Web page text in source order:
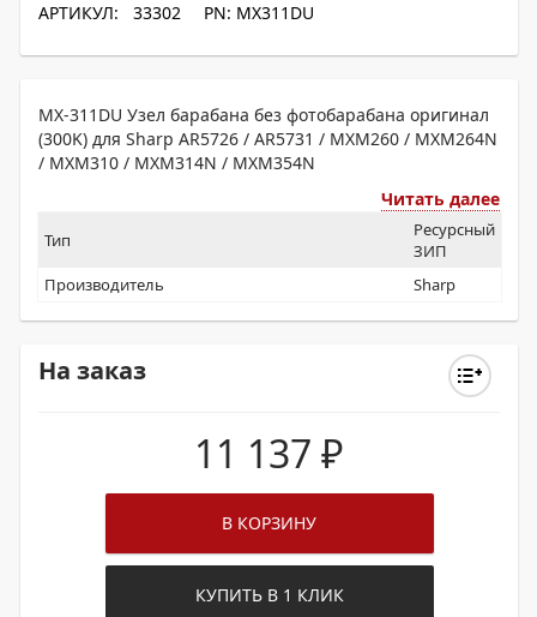
АРТИКУЛ: 33302 PN: MX311DU
MX-311DU Узел барабана без фотобарабана оригинал
(300K) для Sharp AR5726 / AR5731 / MXM260 / MXM264N
/ MXM310 / MXM314N / MXM354N
Читать далее
Тип
Ресурсный
ЗИП
Производитель
Sharp
На заказ
11 137 ₽
В КОРЗИНУ
КУПИТЬ В 1 КЛИК